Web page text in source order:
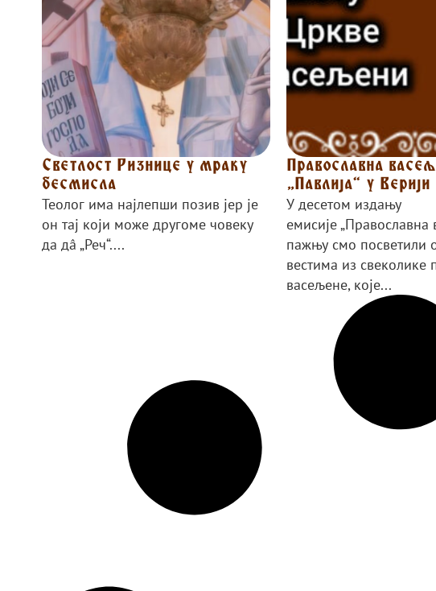
Светлост Ризнице у мраку
бесмисла
Теолог има најлепши позив јер је
он тај који може другоме човеку
да дâ „Реч“....
Православна
„Павлија“ у Верији
У десетом издању
емисије „Православна
пажњу смо посветили
вестима из свеколике
васељене, које...